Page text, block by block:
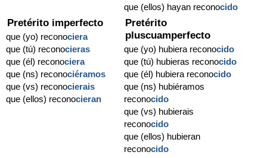
que (ellos) hayan reconocido
Pretérito imperfecto
que (yo) reconociera
que (tú) reconocieras
que (él) reconociera
que (ns) reconociéramos
que (vs) reconocierais
que (ellos) reconocieran
Pretérito
pluscuamperfecto
que (yo) hubiera reconocido
que (tú) hubieras reconocido
que (él) hubiera reconocido
que (ns) hubiéramos
reconocido
que (vs) hubierais
reconocido
que (ellos) hubieran
reconocido